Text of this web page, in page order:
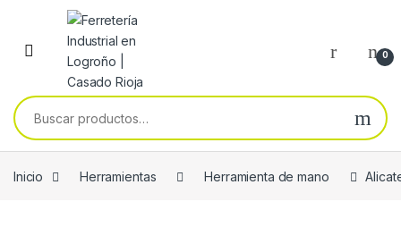
Skip to navigation
Skip to content
0
Buscar por:
Inicio Herramientas Herramienta de mano